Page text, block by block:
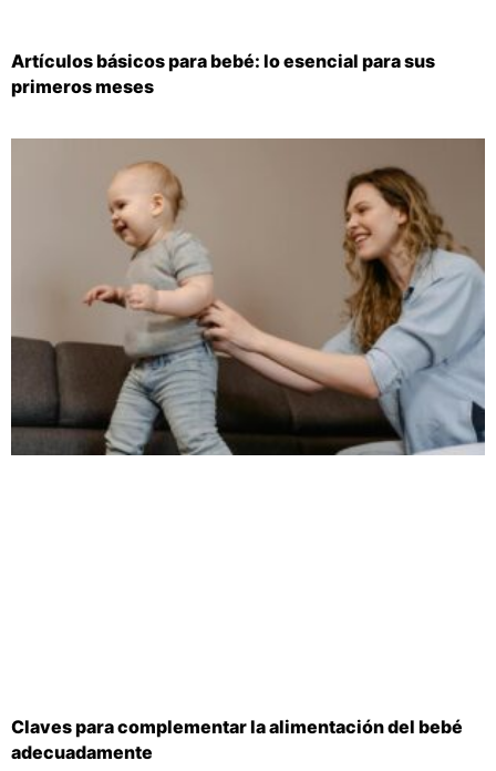
Artículos básicos para bebé: lo esencial para sus
primeros meses
Claves para complementar la alimentación del bebé
adecuadamente